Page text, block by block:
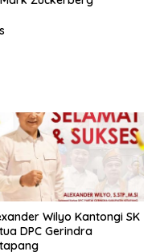
Wilyo Kantongi SK
DPC Gerindra